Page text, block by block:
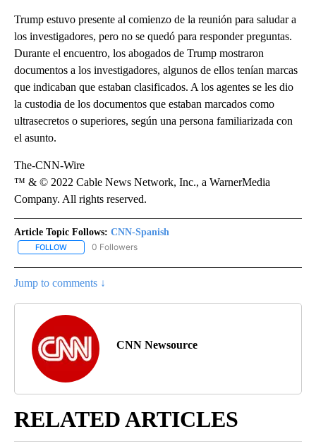
Trump estuvo presente al comienzo de la reunión para saludar a
los investigadores, pero no se quedó para responder preguntas.
Durante el encuentro, los abogados de Trump mostraron
documentos a los investigadores, algunos de ellos tenían marcas
que indicaban que estaban clasificados. A los agentes se les dio
la custodia de los documentos que estaban marcados como
ultrasecretos o superiores, según una persona familiarizada con
el asunto.
The-CNN-Wire
™ & © 2022 Cable News Network, Inc., a WarnerMedia
Company. All rights reserved.
Article Topic Follows: CNN-Spanish
FOLLOW FOLLOW "CNN-SPANISH" TO RECEIVE NOTIFICATIONS ABOUT
0 Followers
Jump to comments ↓
CNN Newsource
RELATED ARTICLES